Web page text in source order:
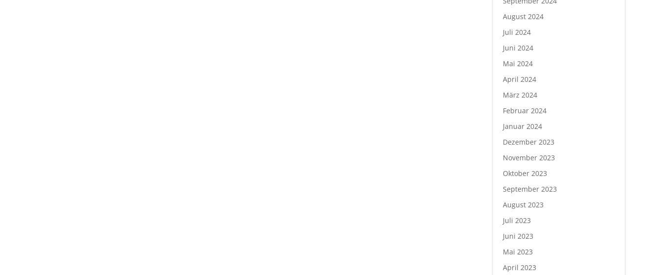
August 2024
Juli 2024
Juni 2024
Mai 2024
April 2024
März 2024
Februar 2024
Januar 2024
Dezember 2023
November 2023
Oktober 2023
September 2023
August 2023
Juli 2023
Juni 2023
Mai 2023
April 2023